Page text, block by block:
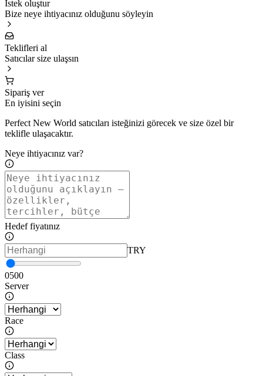
İstek oluştur
Bize neye ihtiyacınız olduğunu söyleyin
Teklifleri al
Satıcılar size ulaşsın
Sipariş ver
En iyisini seçin
Perfect New World satıcıları isteğinizi görecek ve size özel bir
teklifle ulaşacaktır.
Neye ihtiyacınız var?
Hedef fiyatınız
TRY
0500
Server
Race
Class